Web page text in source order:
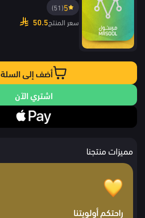
5
(51)
سعر المنتج50.5
أضف إلى السلة
اشتري الآن
مميزات منتجنا
راحتكم أولويتنا